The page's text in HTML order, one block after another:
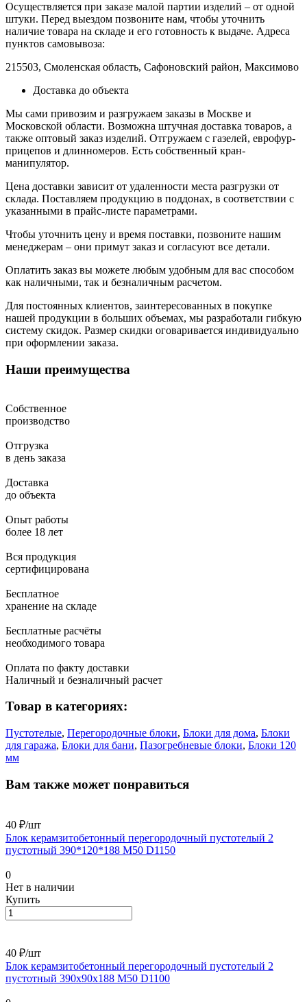
Осуществляется при заказе малой партии изделий – от одной
штуки. Перед выездом позвоните нам, чтобы уточнить
наличие товара на складе и его готовность к выдаче. Адреса
пунктов самовывоза:
215503, Смоленская область, Сафоновский район, Максимово
Доставка до объекта
Мы сами привозим и разгружаем заказы в Москве и
Московской области. Возможна штучная доставка товаров, а
также оптовый заказ изделий. Отгружаем с газелей, еврофур-
прицепов и длинномеров. Есть собственный кран-
манипулятор.
Цена доставки зависит от удаленности места разгрузки от
склада. Поставляем продукцию в поддонах, в соответствии с
указанными в прайс-листе параметрами.
Чтобы уточнить цену и время поставки, позвоните нашим
менеджерам – они примут заказ и согласуют все детали.
Оплатить заказ вы можете любым удобным для вас способом
как наличными, так и безналичным расчетом.
Для постоянных клиентов, заинтересованных в покупке
нашей продукции в больших объемах, мы разработали гибкую
систему скидок. Размер скидки оговаривается индивидуально
при оформлении заказа.
Наши преимущества
Собственное
производство
Отгрузка
в день заказа
Доставка
до объекта
Опыт работы
более 18 лет
Вся продукция
сертифицирована
Бесплатное
хранение на складе
Бесплатные расчёты
необходимого товара
Оплата по факту доставки
Наличный и безналичный расчет
Товар в категориях:
Пустотелые, Перегородочные блоки, Блоки для дома, Блоки
для гаража, Блоки для бани, Пазогребневые блоки, Блоки 120
мм
Вам также может понравиться
40 ₽/шт
Блок керамзитобетонный перегородочный пустотелый 2
пустотный 390*120*188 М50 D1150
0
Нет в наличии
Купить
40 ₽/шт
Блок керамзитобетонный перегородочный пустотелый 2
пустотный 390х90х188 М50 D1100